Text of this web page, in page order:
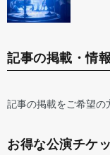
記事の掲載・情
記事の掲載をご希望の
お得な公演チケ